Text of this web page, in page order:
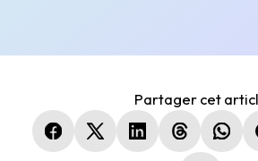
Partager cet
(nouvelle fenêtre)
(nouvelle fenêtre)
(nouvelle(nouvelle